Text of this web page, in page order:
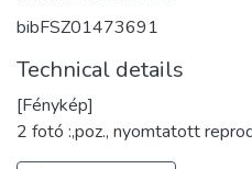
bibFSZ01473691
Technical details
[Fénykép]
2 fotó :,poz., nyomtatott